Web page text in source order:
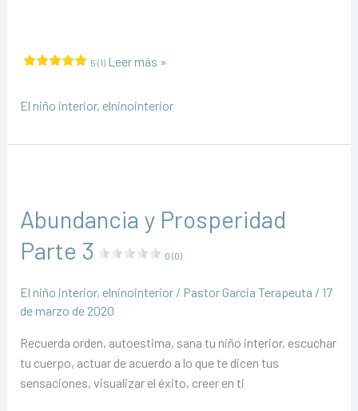
y
Parte
5 (1)Leer más »
El niño interior, elninointerior
Abundancia y Prosperidad
Parte 3
0 (0)
El niño interior, elninointerior/ Pastor Garcia Terapeuta / 17
de marzo de 2020
Recuerda orden, autoestima, sana tu niño interior, escuchar
tu cuerpo, actuar de acuerdo a lo que te dicen tus
sensaciones, visualizar el éxito, creer en ti